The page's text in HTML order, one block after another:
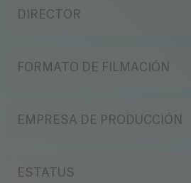
DIRECTOR
FORMATO DE FILMACIÓN
EMPRESA DE PRODUCCIÓN
ESTATUS